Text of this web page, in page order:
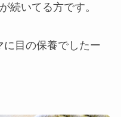
続いてる方です。
目の保養でしたー